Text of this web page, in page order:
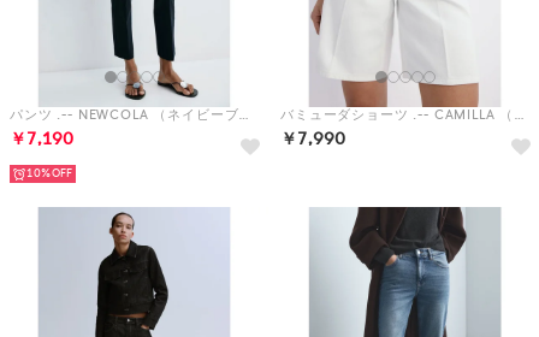
パンツ .-- NEWCOLA （ネイビーブルー）
￥7,190
10%
バミューダショーツ .-- CAMILLA （ホワイト）
￥7,990